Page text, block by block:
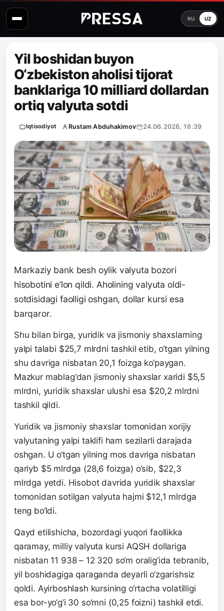
RU UZ
Yil boshidan buyon
O‘zbekiston aholisi tijorat
banklariga 10 milliard dollardan
ortiq valyuta sotdi
Iqtisodiyot Rustam Abduhakimov 24.06.2026, 16:39
Markaziy bank besh oylik valyuta bozori
hisobotini e’lon qildi. Aholining valyuta oldi-
sotdisidagi faolligi oshgan, dollar kursi esa
barqaror.
Shu bilan birga, yuridik va jismoniy shaxslarning
yalpi talabi $25,7 mlrdni tashkil etib, o‘tgan yilning
shu davriga nisbatan 20,1 foizga ko‘paygan.
Mazkur mablag‘dan jismoniy shaxslar xaridi $5,5
mlrdni, yuridik shaxslar ulushi esa $20,2 mlrdni
tashkil qildi.
Yuridik va jismoniy shaxslar tomonidan xorijiy
valyutaning yalpi taklifi ham sezilarli darajada
oshgan. U o‘tgan yilning mos davriga nisbatan
qariyb $5 mlrdga (28,6 foizga) o‘sib, $22,3
mlrdga yetdi. Hisobot davrida yuridik shaxslar
tomonidan sotilgan valyuta hajmi $12,1 mlrdga
teng bo‘ldi.
Qayd etilishicha, bozordagi yuqori faollikka
qaramay, milliy valyuta kursi AQSH dollariga
nisbatan 11 938 – 12 320 so‘m oralig‘ida tebranib,
yil boshidagiga qaraganda deyarli o‘zgarishsiz
qoldi. Ayirboshlash kursining o‘rtacha volatilligi
esa bor-yo‘g‘i 30 so‘mni (0,25 foizni) tashkil etdi.